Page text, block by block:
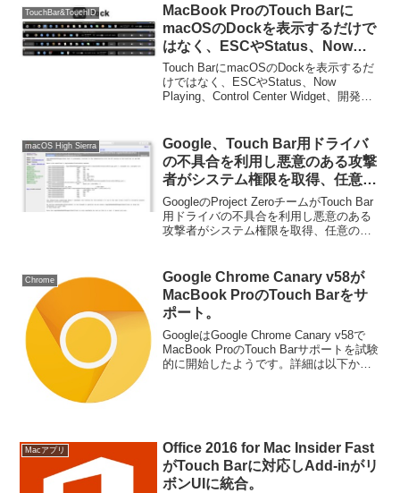
TouchBar&TouchID
MacBook ProのTouch Barに
macOSのDockを表示するだけで
はなく、ESCやStatus、Now
Playing、CC Widgetを表示可能
なTouch Barユーティリティ
「Pock」。
Touch BarにmacOSのDockを表示するだ
けではなく、ESCやStatus、Now
Playing、Control Center Widget、開発キ
macOS High Sierra
Google、Touch Bar用ドライバ
の不具合を利用し悪意のある攻撃
者がシステム権限を取得、任意の
コードを実行できる不具合を
Appleが修正したと発表。
GoogleのProject ZeroチームがTouch Bar
用ドライバの不具合を利用し悪意のある
攻撃者がシステム権限を取得、任意のコ
Chrome
Google Chrome Canary v58が
MacBook ProのTouch Barをサ
ポート。
GoogleはGoogle Chrome Canary v58で
MacBook ProのTouch Barサポートを試験
的に開始したようです。詳細は以下か
Macアプリ
Office 2016 for Mac Insider Fast
がTouch Barに対応しAdd-inがリ
ボンUIに統合。